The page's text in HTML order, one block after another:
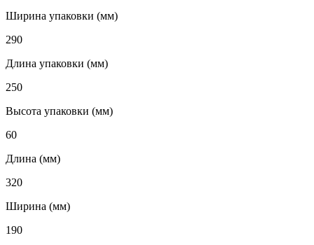
Ширина упаковки (мм)
290
Длина упаковки (мм)
250
Высота упаковки (мм)
60
Длина (мм)
320
Ширина (мм)
190